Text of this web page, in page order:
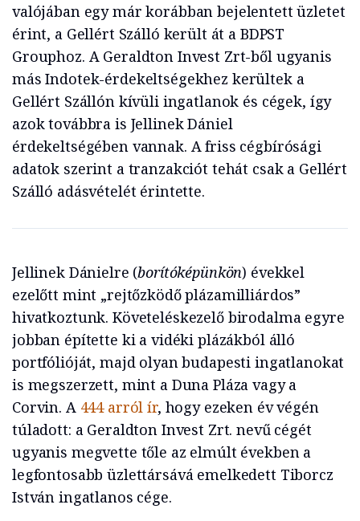
valójában egy már korábban bejelentett üzletet
érint, a Gellért Szálló került át a BDPST
Grouphoz. A Geraldton Invest Zrt-ből ugyanis
más Indotek-érdekeltségekhez kerültek a
Gellért Szállón kívüli ingatlanok és cégek, így
azok továbbra is Jellinek Dániel
érdekeltségében vannak. A friss cégbírósági
adatok szerint a tranzakciót tehát csak a Gellért
Szálló adásvételét érintette.
Jellinek Dánielre (borítóképünkön) évekkel
ezelőtt mint „rejtőzködő plázamilliárdos”
hivatkoztunk. Követeléskezelő birodalma egyre
jobban építette ki a vidéki plázákból álló
portfólióját, majd olyan budapesti ingatlanokat
is megszerzett, mint a Duna Pláza vagy a
Corvin. A 444 arról ír, hogy ezeken év végén
túladott: a Geraldton Invest Zrt. nevű cégét
ugyanis megvette tőle az elmúlt években a
legfontosabb üzlettársává emelkedett Tiborcz
István ingatlanos cége.